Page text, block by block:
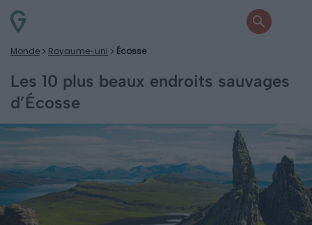
Monde Royaume-uni Écosse
Les 10 plus beaux endroits sauvages
d’Écosse